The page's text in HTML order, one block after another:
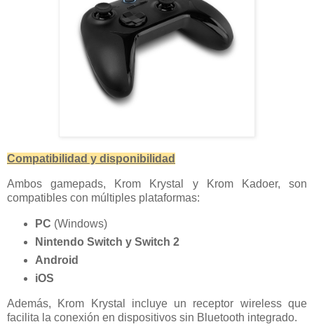
Compatibilidad y disponibilidad
Ambos gamepads, Krom Krystal y Krom Kadoer, son
compatibles con múltiples plataformas:
PC (Windows)
Nintendo Switch y Switch 2
Android
iOS
Además, Krom Krystal incluye un receptor wireless que
facilita la conexión en dispositivos sin Bluetooth integrado.